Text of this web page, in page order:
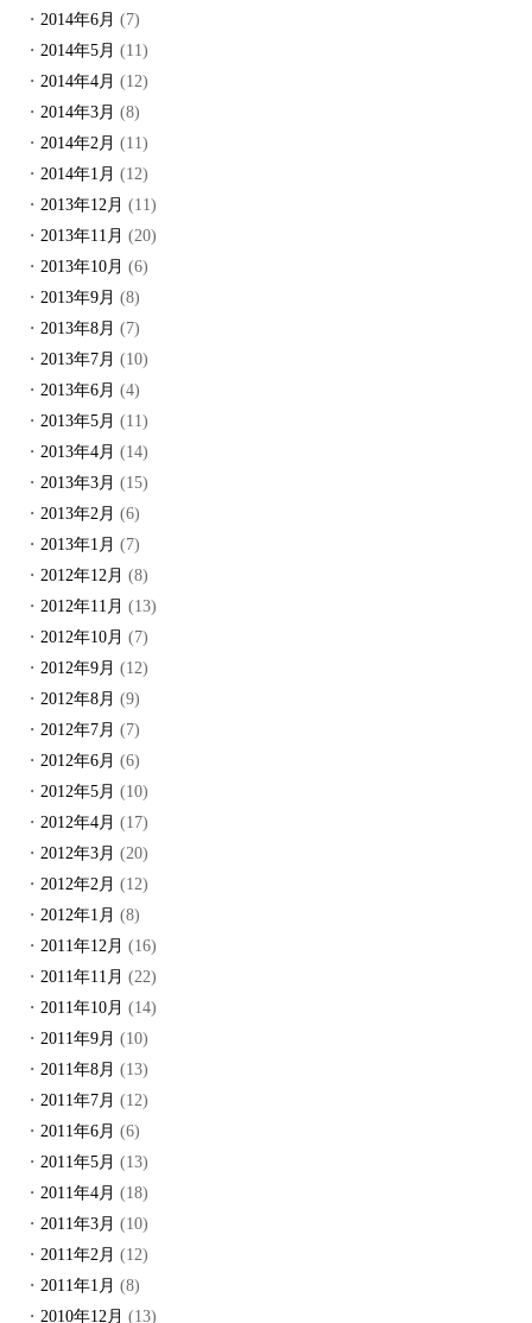
2014年6月 (7)
2014年5月 (11)
2014年4月 (12)
2014年3月 (8)
2014年2月 (11)
2014年1月 (12)
2013年12月 (11)
2013年11月 (20)
2013年10月 (6)
2013年9月 (8)
2013年8月 (7)
2013年7月 (10)
2013年6月 (4)
2013年5月 (11)
2013年4月 (14)
2013年3月 (15)
2013年2月 (6)
2013年1月 (7)
2012年12月 (8)
2012年11月 (13)
2012年10月 (7)
2012年9月 (12)
2012年8月 (9)
2012年7月 (7)
2012年6月 (6)
2012年5月 (10)
2012年4月 (17)
2012年3月 (20)
2012年2月 (12)
2012年1月 (8)
2011年12月 (16)
2011年11月 (22)
2011年10月 (14)
2011年9月 (10)
2011年8月 (13)
2011年7月 (12)
2011年6月 (6)
2011年5月 (13)
2011年4月 (18)
2011年3月 (10)
2011年2月 (12)
2011年1月 (8)
2010年12月 (13)